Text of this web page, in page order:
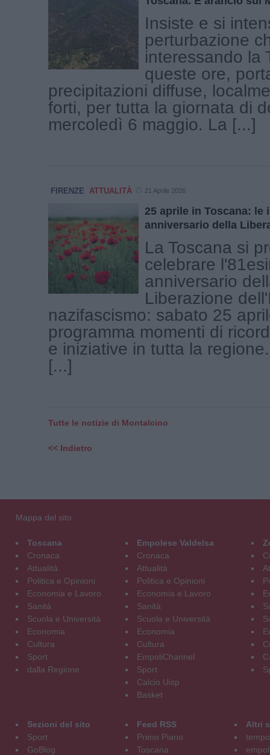
Insiste e si
perturbazione
interessando la
queste ore,
precipitazioni diffuse,
forti, per tutta la giornata di
mercoledì 6 maggio. La [...]
FIRENZE ATTUALITÀ 21 Aprile 2026
25 aprile in Toscana: le
anniversario della
La Toscana si
celebrare
anniversario
Liberazione
nazifascismo: sabato 25
programma momenti di
e iniziative in tutta la
[...]
Tutte le notizie di Montalcino
<< Indietro
Mappa del sito
Toscana
Cronaca
Attualità
Politica e Opinioni
Economia e Lavoro
Sanità
Scuola e Università
Economia
Cultura
Sport
dalla Regione
Empolese Valdelsa
Cronaca
Attualità
Politica e Opinioni
Economia e Lavoro
Sanità
Scuola e Università
Economia
Cultura
EmpoliChannel
Sport
Calcio Uisp
Basket
Sezioni del sito
Sport
GoBlog
Feed RSS
Primo Piano
Toscana
Altri